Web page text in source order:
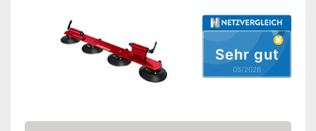
Sehr gut
05/2026